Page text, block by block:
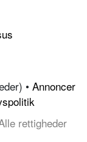
• Annoncer
rettigheder